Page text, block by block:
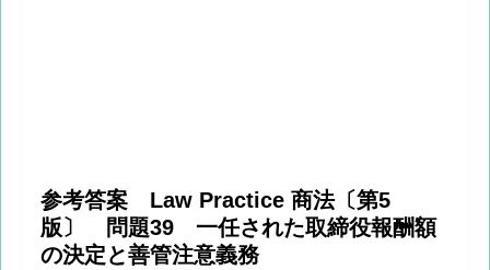
参考答案 Law Practice 商法〔第5
版〕 問題39 一任された取締役報酬額
の決定と善管注意義務